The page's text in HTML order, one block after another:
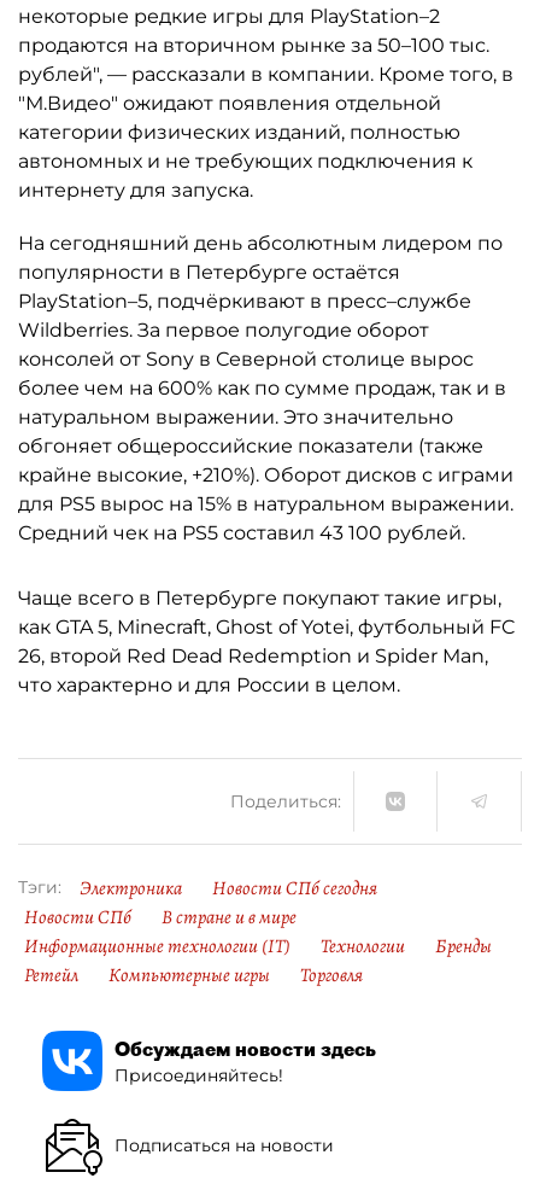
некоторые редкие игры для PlayStation–2
продаются на вторичном рынке за 50–100 тыс.
рублей", — рассказали в компании. Кроме того, в
"М.Видео" ожидают появления отдельной
категории физических изданий, полностью
автономных и не требующих подключения к
интернету для запуска.
На сегодняшний день абсолютным лидером по
популярности в Петербурге остаётся
PlayStation–5, подчёркивают в пресс–службе
Wildberries. За первое полугодие оборот
консолей от Sony в Северной столице вырос
более чем на 600% как по сумме продаж, так и в
натуральном выражении. Это значительно
обгоняет общероссийские показатели (также
крайне высокие, +210%). Оборот дисков с играми
для PS5 вырос на 15% в натуральном выражении.
Средний чек на PS5 составил 43 100 рублей.
Чаще всего в Петербурге покупают такие игры,
как GTA 5, Minecraft, Ghost of Yotei, футбольный FC
26, второй Red Dead Redemption и Spider Man,
что характерно и для России в целом.
Поделиться:
Тэги: Электроника
Новости СПб сегодня
Новости СПб
В стране и в мире
Информационные технологии (IT)
Технологии
Бренды
Ретейл
Компьютерные игры Торговля
Обсуждаем новости здесь
Присоединяйтесь!
Подписаться на новости